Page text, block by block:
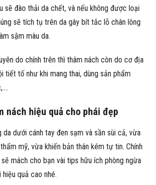
sẽ đào thải da chết, và nếu không được loại
sẽ tích tụ trên da gây bít tắc lỗ chân lông
sậm màu da.
do chính trên thì thâm nách còn do cơ địa
tiết tố như khi mang thai, dùng sản phẩm
nách hiệu quả cho phái đẹp
da dưới cánh tay đen sạm và sần sùi cả, vừa
mỹ, vừa khiến bản thân kém tự tin. Chính
mách cho bạn vài tips hữu ích phòng ngừa
quả cao nhé.